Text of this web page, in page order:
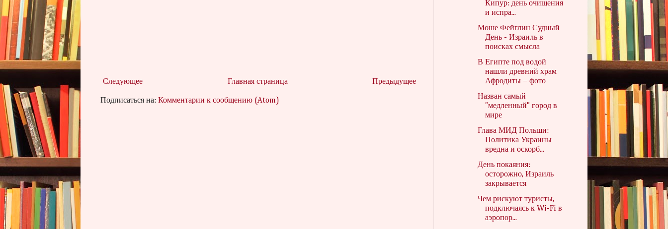
Следующее Предыдущее
Главная страница
Подписаться на: Комментарии к сообщению (Atom)
Кипур: день очищения
и испра...
Моше Фейглин Судный
День - Израиль в
поисках смысла
В Египте под водой
нашли древний храм
Афродиты – фото
Назван самый
"медленный" город в
мире
Глава МИД Польши:
Политика Украины
вредна и оскорб...
День покаяния:
осторожно, Израиль
закрывается
Чем рискуют туристы,
подключаясь к Wi-Fi в
аэропор...